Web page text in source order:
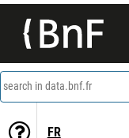
search in data.bnf.fr
FR